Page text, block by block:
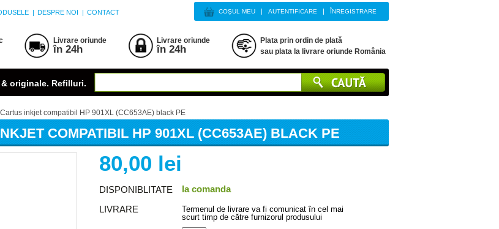
| DESPRE NOI | CONTACT COŞUL MEU | AUTENTIFICARE | ÎNREGISTRARE
Livrare oriunde
în 24h
Livrare oriunde
în 24h
Plata prin ordin de plată
sau plata la livrare oriunde România
originale. Refilluri.
Cartus inkjet compatibil HP 901XL (CC653AE) black PE
COMPATIBIL HP 901XL (CC653AE) BLACK PE
80,00 lei
DISPONIBLITATE
la comanda
LIVRARE
Termenul de livrare va fi comunicat în cel mai
scurt timp de către furnizorul produsului